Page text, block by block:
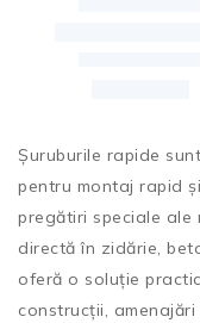
Șuruburile rapide
pentru montaj rapid
pregătiri speciale ale
directă în zidărie,
oferă o soluție
construcții,